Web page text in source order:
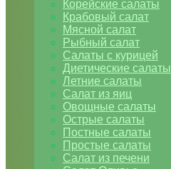
Корейские салаты
Крабовый салат
Мясной салат
Рыбный салат
Салаты с курицей
Диетические салаты
Летние салаты
Салат из яиц
Овощные салаты
Острые салаты
Постные салаты
Простые салаты
Салат из печени